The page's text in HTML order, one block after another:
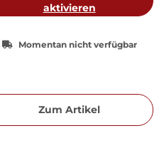
aktivieren
Momentan nicht verfügbar
Zum Artikel